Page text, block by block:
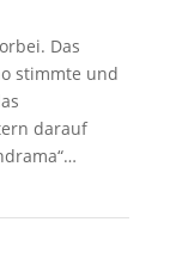
Das
stimmte und
darauf